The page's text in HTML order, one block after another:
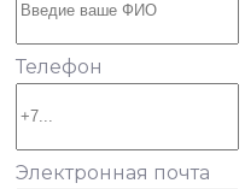
Телефон
Электронная почта